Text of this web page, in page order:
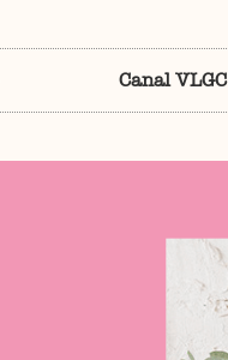
Canal VLGC